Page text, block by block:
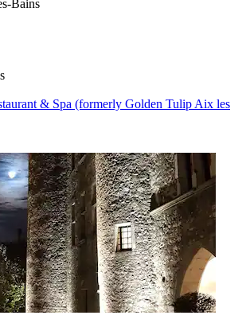
Bains
& Spa (formerly Golden Tulip Aix les